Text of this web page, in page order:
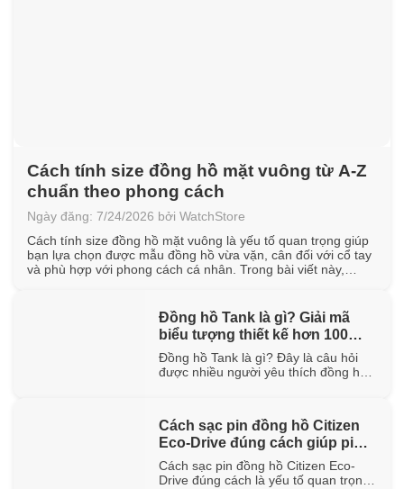
Cách tính size đồng hồ mặt vuông từ A-Z
chuẩn theo phong cách
Ngày đăng: 7/24/2026 bởi WatchStore
Cách tính size đồng hồ mặt vuông là yếu tố quan trọng giúp
bạn lựa chọn được mẫu đồng hồ vừa vặn, cân đối với cổ tay
và phù hợp với phong cách cá nhân. Trong bài viết này,
Đồng hồ Tank là gì? Giải mã
biểu tượng thiết kế hơn 100
năm tuổi
Đồng hồ Tank là gì? Đây là câu hỏi
được nhiều người yêu thích đồng hồ
hơn 100 năm trong ngành chế tác.
Trong bài viết này, WatchStore sẽ
giúp bạn khám phá nguồn gốc ra đời,
đặc điểm [...]
Cách sạc pin đồng hồ Citizen
Eco-Drive đúng cách giúp pin
bền lâu
Cách sạc pin đồng hồ Citizen Eco-
Drive đúng cách là yếu tố quan trọng